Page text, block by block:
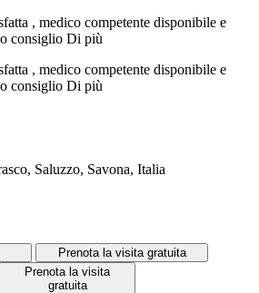
, medico competente disponibile e
consiglio Di più
, medico competente disponibile e
consiglio Di più
Saluzzo, Savona, Italia
Prenota la visita gratuita
Prenota la visita
gratuita